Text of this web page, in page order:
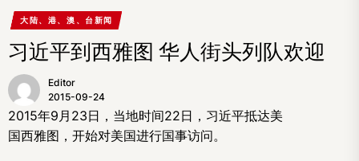
大陆、港、澳、台新闻
习近平到西雅图 华人街头列队欢迎
Editor
2015-09-24
2015年9月23日，当地时间22日，习近平抵达美
国西雅图，开始对美国进行国事访问。